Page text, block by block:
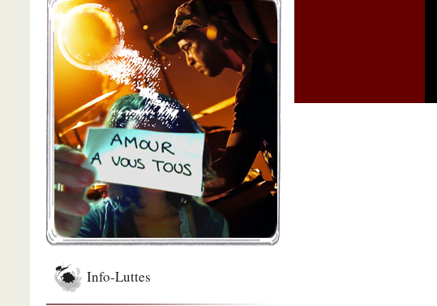
Info-Luttes